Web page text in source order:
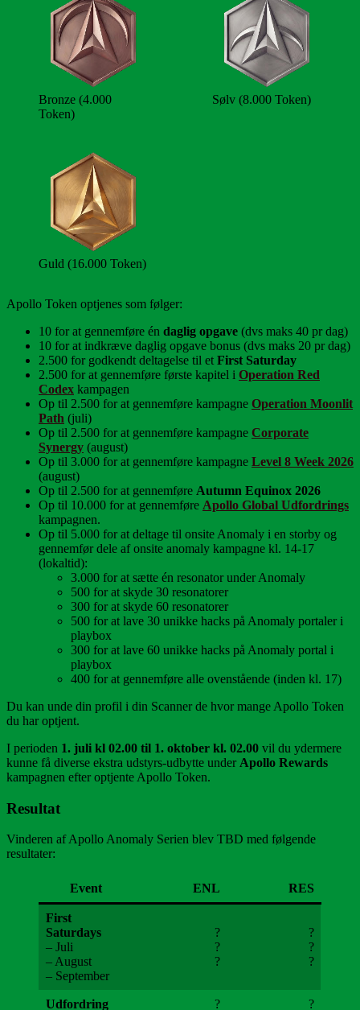
Bronze (4.000
Token)
Sølv (8.000 Token)
Guld (16.000 Token)
Apollo Token optjenes som følger:
10 for at gennemføre én daglig opgave (dvs maks 40 pr dag)
10 for at indkræve daglig opgave bonus (dvs maks 20 pr dag)
2.500 for godkendt deltagelse til et First Saturday
2.500 for at gennemføre første kapitel i Operation Red
Codex kampagen
Op til 2.500 for at gennemføre kampagne Operation Moonlit
Path (juli)
Op til 2.500 for at gennemføre kampagne Corporate
Synergy (august)
Op til 3.000 for at gennemføre kampagne Level 8 Week 2026
(august)
Op til 2.500 for at gennemføre Autumn Equinox 2026
Op til 10.000 for at gennemføre Apollo Global Udfordrings
kampagnen.
Op til 5.000 for at deltage til onsite Anomaly i en storby og
gennemfør dele af onsite anomaly kampagne kl. 14-17
(lokaltid):
3.000 for at sætte én resonator under Anomaly
500 for at skyde 30 resonatorer
300 for at skyde 60 resonatorer
500 for at lave 30 unikke hacks på Anomaly portaler i
playbox
300 for at lave 60 unikke hacks på Anomaly portal i
playbox
400 for at gennemføre alle ovenstående (inden kl. 17)
Du kan unde din profil i din Scanner de hvor mange Apollo Token
du har optjent.
I perioden 1. juli kl 02.00 til 1. oktober kl. 02.00 vil du ydermere
kunne få diverse ekstra udstyrs-udbytte under Apollo Rewards
kampagnen efter optjente Apollo Token.
Resultat
Vinderen af Apollo Anomaly Serien blev TBD med følgende
resultater:
Event ENL RES
First
Saturdays
– Juli
– August
– September
?
?
?
?
?
?
Udfordring ? ?